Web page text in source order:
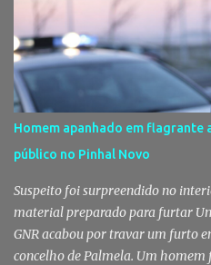
Homem apanhado em
público no Pinhal Novo
Suspeito foi surpreendido no
material preparado para furtar
GNR acabou por travar um furto
concelho de Palmela. Um homem